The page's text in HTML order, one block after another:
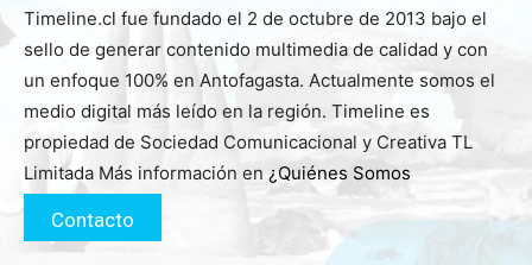
Timeline.cl fue fundado el 2 de octubre de 2013 bajo el
sello de generar contenido multimedia de calidad y con
un enfoque 100% en Antofagasta. Actualmente somos el
medio digital más leído en la región. Timeline es
propiedad de Sociedad Comunicacional y Creativa TL
Limitada Más información en ¿Quiénes Somos
Contacto